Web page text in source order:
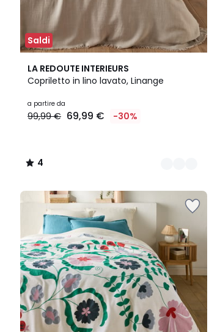
Saldi
LA REDOUTE INTERIEURS
Copriletto in lino lavato, Linange
Prezzo
a
€
di
99,99
30%
di
sconto
applicato.
a partire da
99,99 € 69,99 € -30%
4
/
5
Colori
4
/